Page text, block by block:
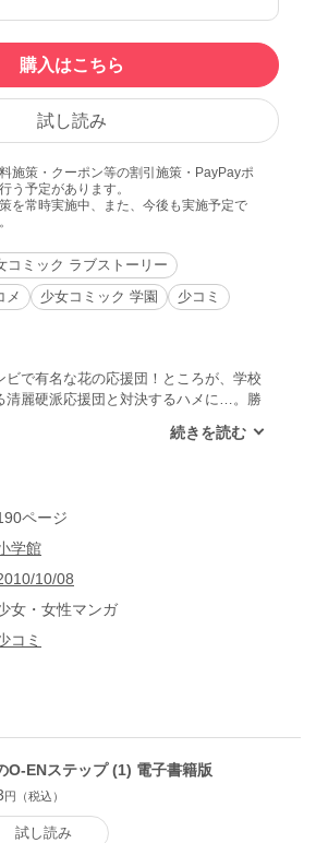
購入はこちら
試し読み
施策・クーポン等の割引施策・PayPayポ
う予定があります。
を常時実施中、また、今後も実施予定で
。
コミック ラブストーリー
メ
少女コミック 学園 少コミ
ビで有名な花の応援団！ところが、学校
清麗硬派応援団と対決するハメに…。勝
ページ
学館
10/08
女・女性マンガ
コミ
O-ENステップ (1) 電子書籍版
円（税込）
試し読み